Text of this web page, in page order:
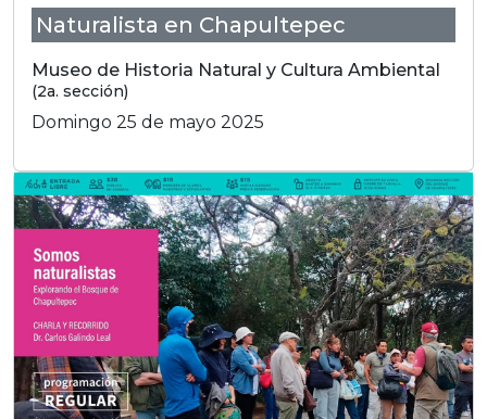
Naturalista en Chapultepec
Museo de Historia Natural y Cultura Ambiental
(2a. sección)
Domingo 25 de mayo 2025